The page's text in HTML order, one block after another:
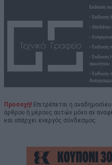
Προσοχή! Επιτρέπεται η
άρθρου ή μέρους αυτών μόνο αν
και υπάρχει ενεργός σύνδεσμος.